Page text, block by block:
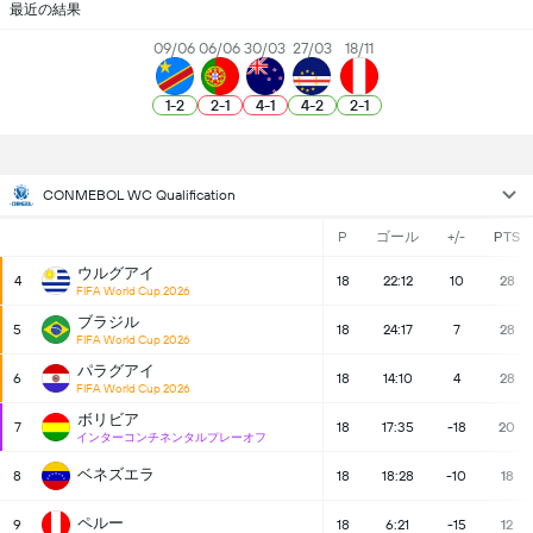
最近の結果
09/06
1-2
06/06
2-1
30/03
4-1
27/03
4-2
18/11
2-1
CONMEBOL WC Qualification
P ゴール +/- PTS
4 ウルグアイ
FIFA World Cup 2026
18 22:12 10 28
5 ブラジル
FIFA World Cup 2026
18 24:17 7 28
6 パラグアイ
FIFA World Cup 2026
18 14:10 4 28
7 ボリビア
インターコンチネンタルプレーオフ
18 17:35 -18 20
8 ベネズエラ 18 18:28 -10 18
9 ペルー 18 6:21 -15 12